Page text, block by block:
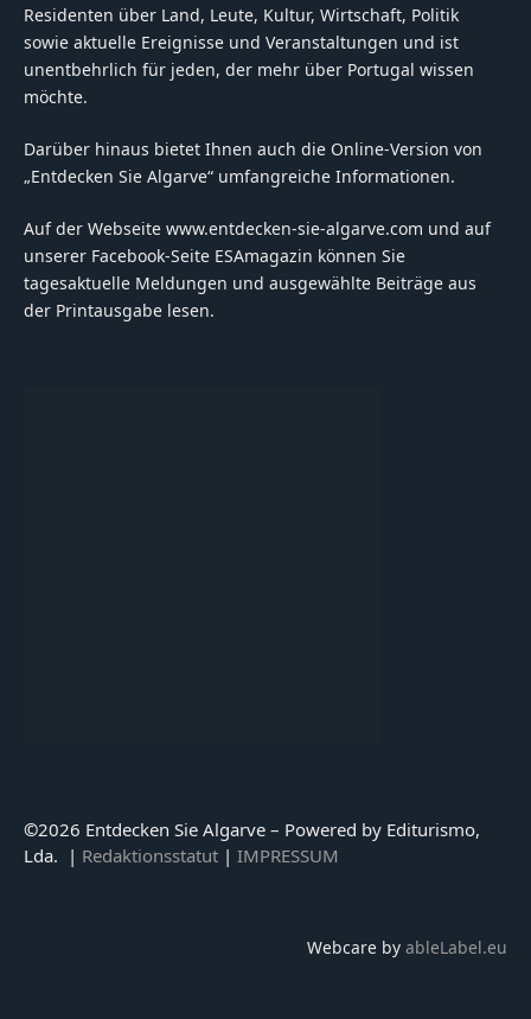
Residenten über Land, Leute, Kultur, Wirtschaft, Politik
sowie aktuelle Ereignisse und Veranstaltungen und ist
unentbehrlich für jeden, der mehr über Portugal wissen
möchte.
Darüber hinaus bietet Ihnen auch die Online-Version von
„Entdecken Sie Algarve“ umfangreiche Informationen.
Auf der Webseite www.entdecken-sie-algarve.com und auf
unserer Facebook-Seite ESAmagazin können Sie
tagesaktuelle Meldungen und ausgewählte Beiträge aus
der Printausgabe lesen.
©2026 Entdecken Sie Algarve – Powered by Editurismo,
Lda. | Redaktionsstatut | IMPRESSUM
Webcare by ableLabel.eu